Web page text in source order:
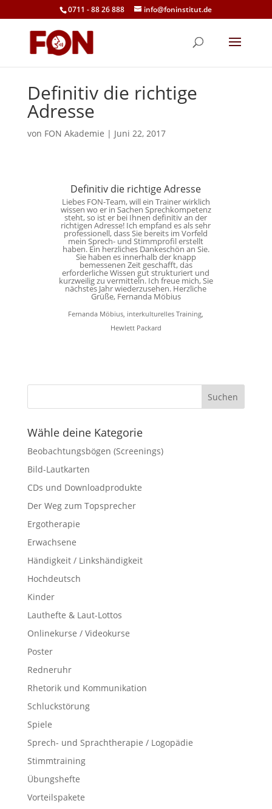
0711 - 88 26 888 info@foninstitut.de
Definitiv die richtige
Adresse
von FON Akademie | Juni 22, 2017
Definitiv die richtige Adresse
Liebes FON-Team, will ein Trainer wirklich
wissen wo er in Sachen Sprechkompetenz
steht, so ist er bei Ihnen definitiv an der
richtigen Adresse! Ich empfand es als sehr
professionell, dass Sie bereits im Vorfeld
mein Sprech- und Stimmprofil erstellt
haben. Ein herzliches Dankeschön an Sie.
Sie haben es innerhalb der knapp
bemessenen Zeit geschafft, das
erforderliche Wissen gut strukturiert und
kurzweilig zu vermitteln. Ich freue mich, Sie
nächstes Jahr wiederzusehen. Herzliche
Grüße, Fernanda Möbius
Fernanda Möbius, interkulturelles Training,
Hewlett Packard
Wähle deine Kategorie
Beobachtungsbögen (Screenings)
Bild-Lautkarten
CDs und Downloadprodukte
Der Weg zum Topsprecher
Ergotherapie
Erwachsene
Händigkeit / Linkshändigkeit
Hochdeutsch
Kinder
Lauthefte & Laut-Lottos
Onlinekurse / Videokurse
Poster
Redneruhr
Rhetorik und Kommunikation
Schluckstörung
Spiele
Sprech- und Sprachtherapie / Logopädie
Stimmtraining
Übungshefte
Vorteilspakete